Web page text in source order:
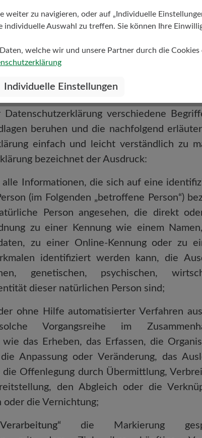
verschiedene
beruhen und die nachfolgend
einfach und leicht verständlich zu
bezeichnet der Ausdruck:
alle Informationen, die sich auf eine
(im Folgenden „betroffene Person“)
Person angesehen, die direkt
zu einer Kennung wie einem
zu einer Online-Kennung oder zu
identifiziert werden kann, die
genetischen, psychischen,
dieser natürlichen Person sind;
ohne Hilfe automatisierter Verfahren
Vorgangsreihe im
das Erheben, das Erfassen, die
Anpassung oder Veränderung, das
Offenlegung durch Übermittlung,
den Abgleich oder die
oder die Vernichtung;
die Markierung
zu navigieren, oder auf „Individuelle
Auswahl zu treffen. Sie können Ihre
welche wir und unsere Partner durch die Cookies
Individuelle Einstellungen